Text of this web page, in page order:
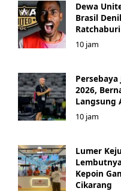
Dewa
Brasil
Ratchaburi
10 jam
Persebaya
2026,
Langsung
10 jam
Lumer
Kepoin
Cikarang